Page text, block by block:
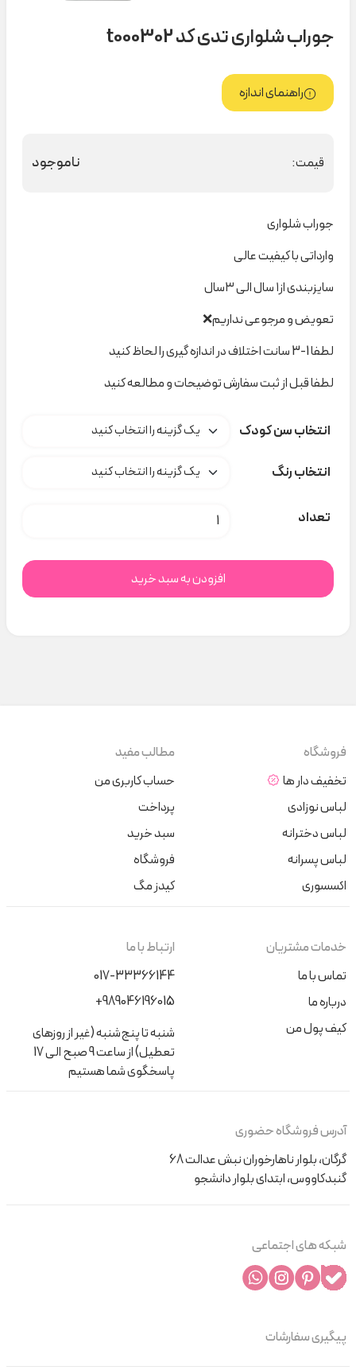
جوراب شلواری تدی کد t000302
راهنمای اندازه
قیمت: ناموجود
جوراب شلواری
وارداتی با کیفیت عالی
سایزبندی از۱ سال الی ۳سال
تعویض و مرجوعی نداریم❌
لطفا 1-3 سانت اختلاف در اندازه گیری را لحاظ کنید
لطفا قبل از ثبت سفارش توضیحات و مطالعه کنید
انتخاب سن کودک
انتخاب رنگ
تعداد جوراب شلواری تدی کد t000302 عدد
افزودن به سبد خرید
فروشگاه
تخفیف دار ها
لباس نوزادی
لباس دخترانه
لباس پسرانه
اکسسوری
مطالب مفید
حساب کاربری من
پرداخت
سبد خرید
فروشگاه
کیدز مگ
خدمات مشتریان
تماس با ما
درباره ما
کیف پول من
ارتباط با ما
017-33366144
+989046196015
شنبه تا پنج‌شنبه (غیر از روزهای
تعطیل) از ساعت 9 صبح الی 17
پاسخگوی شما هستیم
آدرس فروشگاه حضوری
گرگان، بلوار ناهارخوران نبش عدالت 68
گنبدکاووس، ابتدای بلوار دانشجو
شبکه های اجتماعی
پیگیری سفارشات